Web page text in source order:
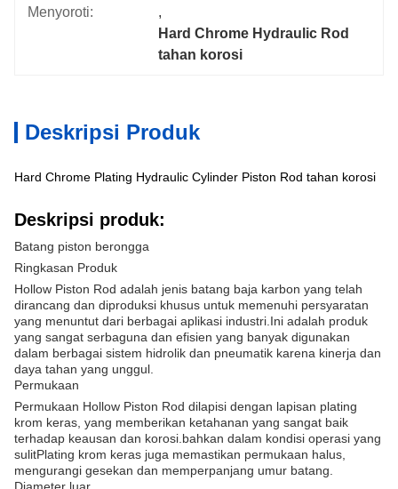
Menyoroti:
,
Hard Chrome Hydraulic Rod
tahan korosi
Deskripsi Produk
Hard Chrome Plating Hydraulic Cylinder Piston Rod tahan korosi
Deskripsi produk:
Batang piston berongga
Ringkasan Produk
Hollow Piston Rod adalah jenis batang baja karbon yang telah
dirancang dan diproduksi khusus untuk memenuhi persyaratan
yang menuntut dari berbagai aplikasi industri.Ini adalah produk
yang sangat serbaguna dan efisien yang banyak digunakan
dalam berbagai sistem hidrolik dan pneumatik karena kinerja dan
daya tahan yang unggul.
Permukaan
Permukaan Hollow Piston Rod dilapisi dengan lapisan plating
krom keras, yang memberikan ketahanan yang sangat baik
terhadap keausan dan korosi.bahkan dalam kondisi operasi yang
sulitPlating krom keras juga memastikan permukaan halus,
mengurangi gesekan dan memperpanjang umur batang.